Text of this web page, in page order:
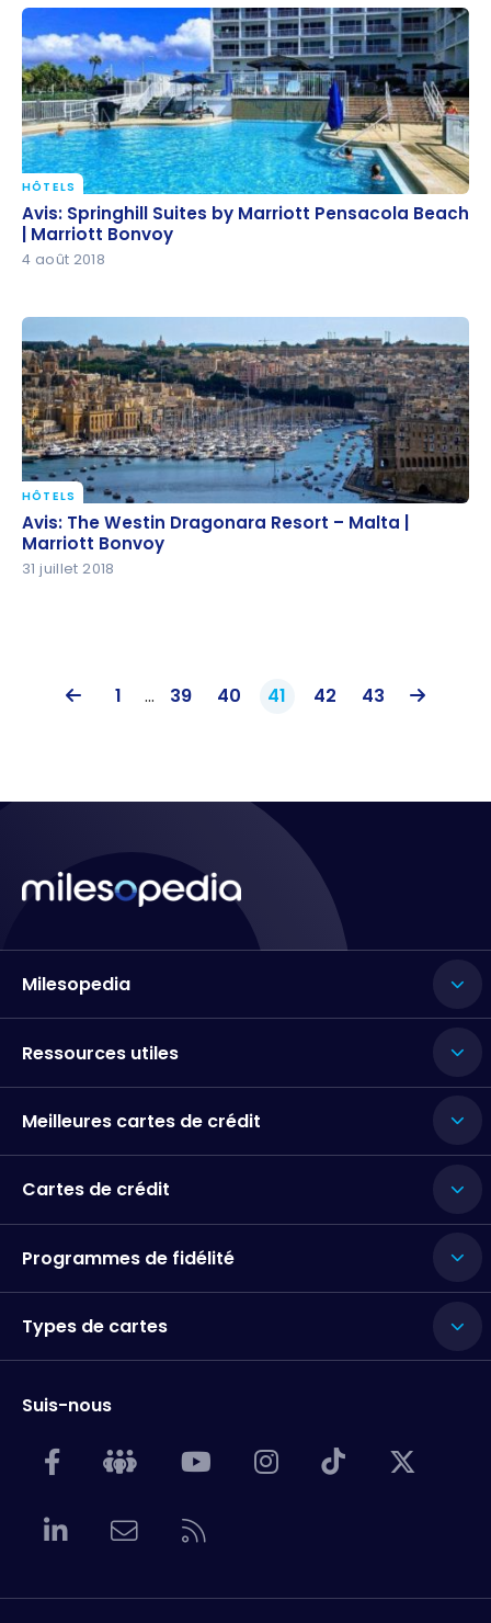
Avis: Springhill Suites by Marriott Pensacola Beach |
Marriott Bonvoy
HÔTELS
Avis: Springhill Suites by Marriott Pensacola Beach
| Marriott Bonvoy
4 août 2018
Avis: The Westin Dragonara Resort – Malta |
Marriott Bonvoy
HÔTELS
Avis: The Westin Dragonara Resort – Malta |
Marriott Bonvoy
31 juillet 2018
1 ... 39 40 41 42 43
Milesopedia
Ressources utiles
Meilleures cartes de crédit
Cartes de crédit
Programmes de fidélité
Types de cartes
Suis-nous